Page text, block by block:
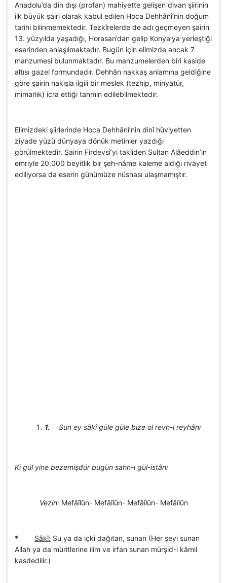
Anadolu’da din dışı (profan) mahiyette gelişen divan şiirinin
ilk büyük şairi olarak kabul edilen Hoca Dehhânî’nin doğum
tarihi bilinmemektedir. Tezkîrelerde de adı geçmeyen şairin
13. yüzyılda yaşadığı, Horasan’dan gelip Konya’ya yerleştiği
eserinden anlaşılmaktadır. Bugün için elimizde ancak 7
manzumesi bulunmaktadır. Bu manzumelerden biri kaside
altısı gazel formundadır. Dehhân nakkaş anlamına geldiğine
göre şairin nakışla ilgili bir meslek (tezhip, minyatür,
mimarlık) icra ettiği tahmin edilebilmektedir.
Elimizdeki şiirlerinde Hoca Dehhânî’nin dinî hüviyetten
ziyade yüzü dünyaya dönük metinler yazdığı
görülmektedir. Şairin Firdevsî’yi takliden Sultan Alâeddin’in
emriyle 20.000 beyitlik bir şeh-nâme kaleme aldığı rivayet
ediliyorsa da eserin günümüze nüshası ulaşmamıştır.
1. Sun ey sâkî güle güle bize ol revh-i reyhânı
Ki gül yine bezemişdür bugün sahn-ı gül-istânı
Vezin: Mefâîlün- Mefâîlün- Mefâîlün- Mefâîlün
* Sâkî: Su ya da içki dağıtan, sunan (Her şeyi sunan
Allah ya da müritlerine ilim ve irfan sunan mürşid-i kâmil
kasdedilir.)